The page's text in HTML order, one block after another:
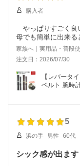
購入者
やっぱりすごく良
母でも簡単に出来る
家族へ｜実用品・普段
注文日：2026/07/30
【レバータ
ベルト 腕時
LEVER 5
浜の手 男性 60代
シック感が出ます